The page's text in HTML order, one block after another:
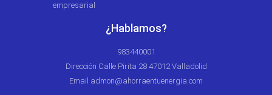
empresarial
¿Hablamos?
983440001
Dirección Calle Pirita 28 47012 Valladolid
Email admon@ahorraentuenergia.com